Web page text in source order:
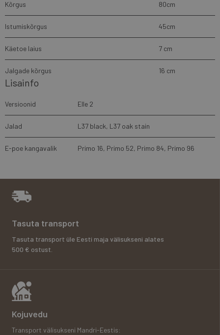
Kõrgus 80cm
Istumiskõrgus 45cm
Käetoe laius 7 cm
Jalgade kõrgus 16 cm
Lisainfo
Versioonid Elle 2
Jalad L37 black, L37 oak stain
E-poe kangavalik Primo 16, Primo 52, Primo 84, Primo 96
Tasuta transport
Tasuta transport üle Eesti maja välisukseni alates
500 € ostust.
Kojuvedu
Transport välisukseni Mandri-Eestis: